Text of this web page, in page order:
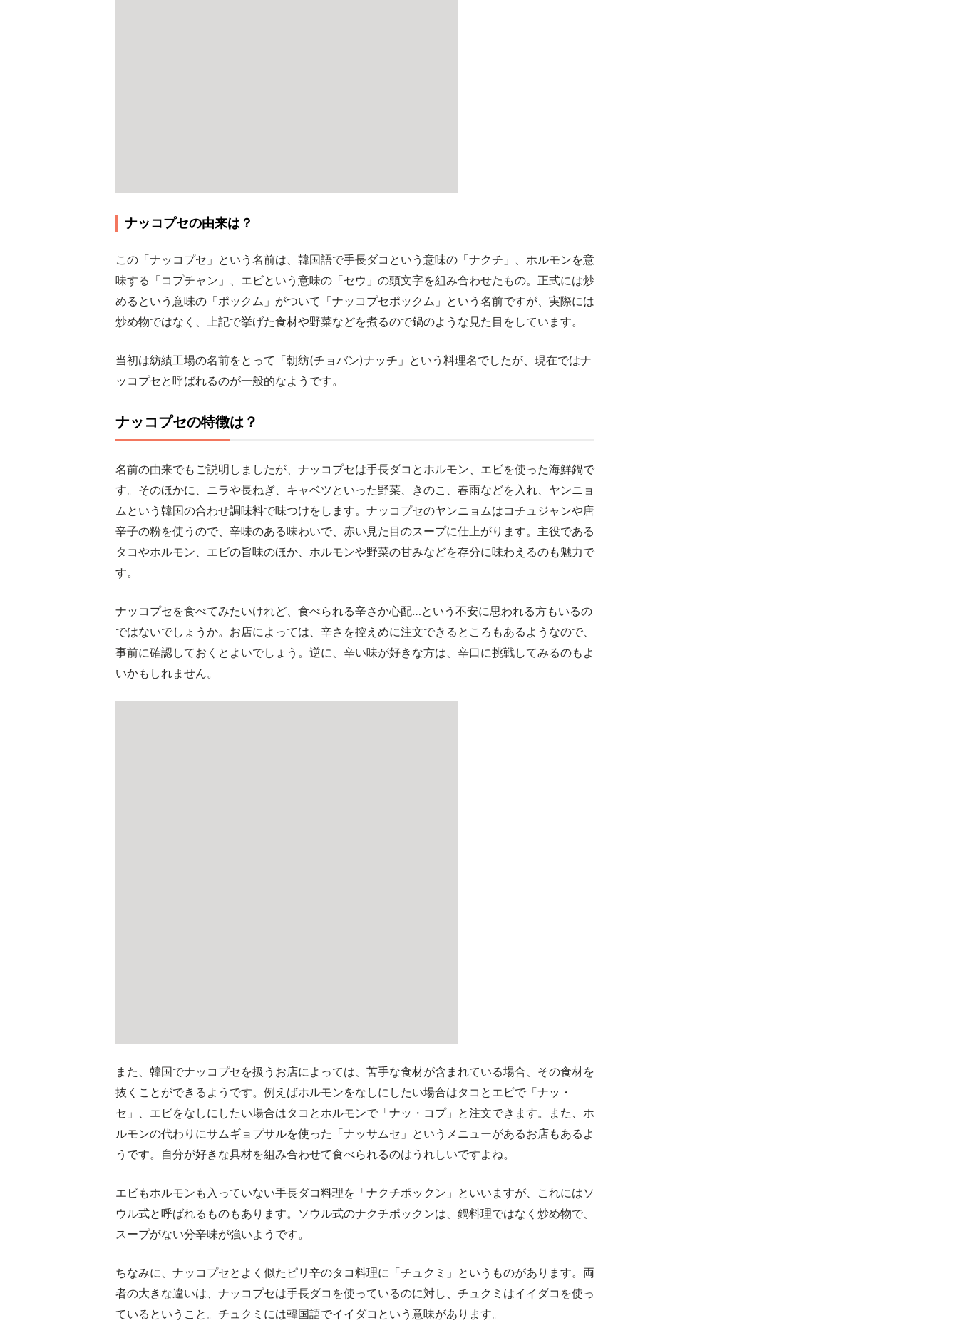
ナッコプセの由来は？
この「ナッコプセ」という名前は、韓国語で手長ダコという意味の「ナクチ」、ホルモンを意
味する「コプチャン」、エビという意味の「セウ」の頭文字を組み合わせたもの。正式には炒
めるという意味の「ポックム」がついて「ナッコプセポックム」という名前ですが、実際には
炒め物ではなく、上記で挙げた食材や野菜などを煮るので鍋のような見た目をしています。
当初は紡績工場の名前をとって「朝紡(チョバン)ナッチ」という料理名でしたが、現在ではナ
ッコプセと呼ばれるのが一般的なようです。
ナッコプセの特徴は？
名前の由来でもご説明しましたが、ナッコプセは手長ダコとホルモン、エビを使った海鮮鍋で
す。そのほかに、ニラや長ねぎ、キャベツといった野菜、きのこ、春雨などを入れ、ヤンニョ
ムという韓国の合わせ調味料で味つけをします。ナッコプセのヤンニョムはコチュジャンや唐
辛子の粉を使うので、辛味のある味わいで、赤い見た目のスープに仕上がります。主役である
タコやホルモン、エビの旨味のほか、ホルモンや野菜の甘みなどを存分に味わえるのも魅力で
す。
ナッコプセを食べてみたいけれど、食べられる辛さか心配…という不安に思われる方もいるの
ではないでしょうか。お店によっては、辛さを控えめに注文できるところもあるようなので、
事前に確認しておくとよいでしょう。逆に、辛い味が好きな方は、辛口に挑戦してみるのもよ
いかもしれません。
また、韓国でナッコプセを扱うお店によっては、苦手な食材が含まれている場合、その食材を
抜くことができるようです。例えばホルモンをなしにしたい場合はタコとエビで「ナッ・
セ」、エビをなしにしたい場合はタコとホルモンで「ナッ・コプ」と注文できます。また、ホ
ルモンの代わりにサムギョプサルを使った「ナッサムセ」というメニューがあるお店もあるよ
うです。自分が好きな具材を組み合わせて食べられるのはうれしいですよね。
エビもホルモンも入っていない手長ダコ料理を「ナクチポックン」といいますが、これにはソ
ウル式と呼ばれるものもあります。ソウル式のナクチポックンは、鍋料理ではなく炒め物で、
スープがない分辛味が強いようです。
ちなみに、ナッコプセとよく似たピリ辛のタコ料理に「チュクミ」というものがあります。両
者の大きな違いは、ナッコプセは手長ダコを使っているのに対し、チュクミはイイダコを使っ
ているということ。チュクミには韓国語でイイダコという意味があります。